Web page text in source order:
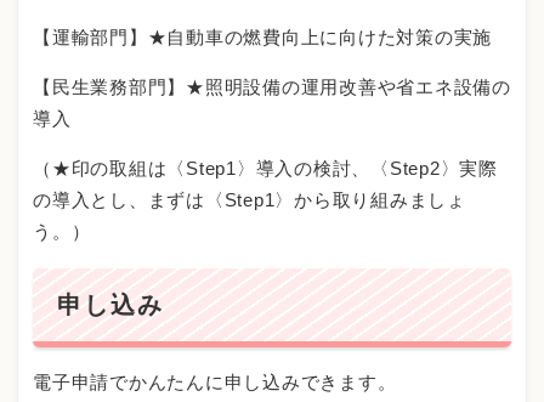
【運輸部門】★自動車の燃費向上に向けた対策の実施
【民生業務部門】★照明設備の運用改善や省エネ設備の
導入
（★印の取組は〈Step1〉導入の検討、〈Step2〉実際
の導入とし、まずは〈Step1〉から取り組みましょ
う。）
申し込み
電子申請でかんたんに申し込みできます。